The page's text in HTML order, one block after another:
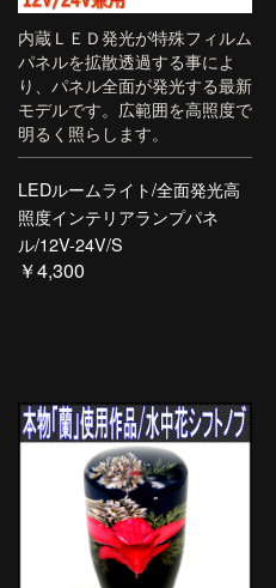
内蔵ＬＥＤ発光が特殊フィルム
パネルを拡散透過する事によ
り、パネル全面が発光する最新
モデルです。広範囲を高照度で
明るく照らします。
LEDルームライト/全面発光高
照度インテリアランプパネ
ル/12V-24V/S
￥4,300